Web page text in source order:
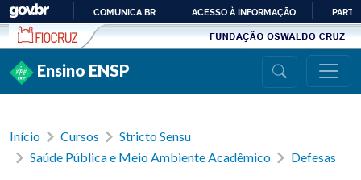
Ir para conteúdo
PARA
COMUNICA BR ACESSO À INFORMAÇÃO
Ensino ENSP
Início Cursos
Stricto Sensu
Saúde Pública e Meio Ambiente Acadêmico
Defesas